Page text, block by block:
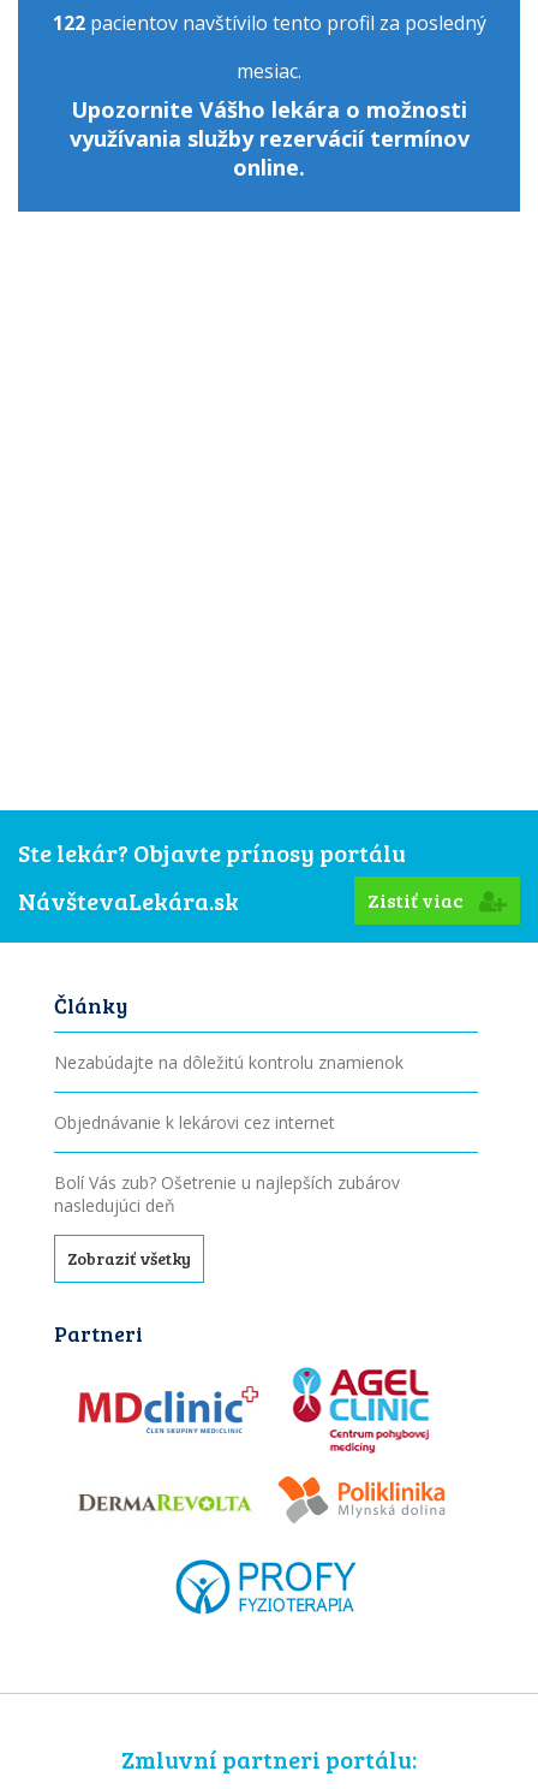
122pacientov navštívilo tento profil za posledný
mesiac.
Upozornite Vášho lekára o možnosti
využívania služby rezervácií termínov
online.
Ste lekár? Objavte prínosy portálu
NávštevaLekára.sk
Zistiť viac
Články
Nezabúdajte na dôležitú kontrolu znamienok
Objednávanie k lekárovi cez internet
Bolí Vás zub? Ošetrenie u najlepších zubárov
nasledujúci deň
Zobraziť všetky
Partneri
Zmluvní partneri portálu: